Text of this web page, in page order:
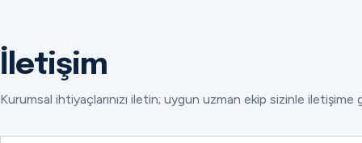
İletişim
Kurumsal ihtiyaçlarınızı iletin; uygun uzman ekip sizinle iletişime